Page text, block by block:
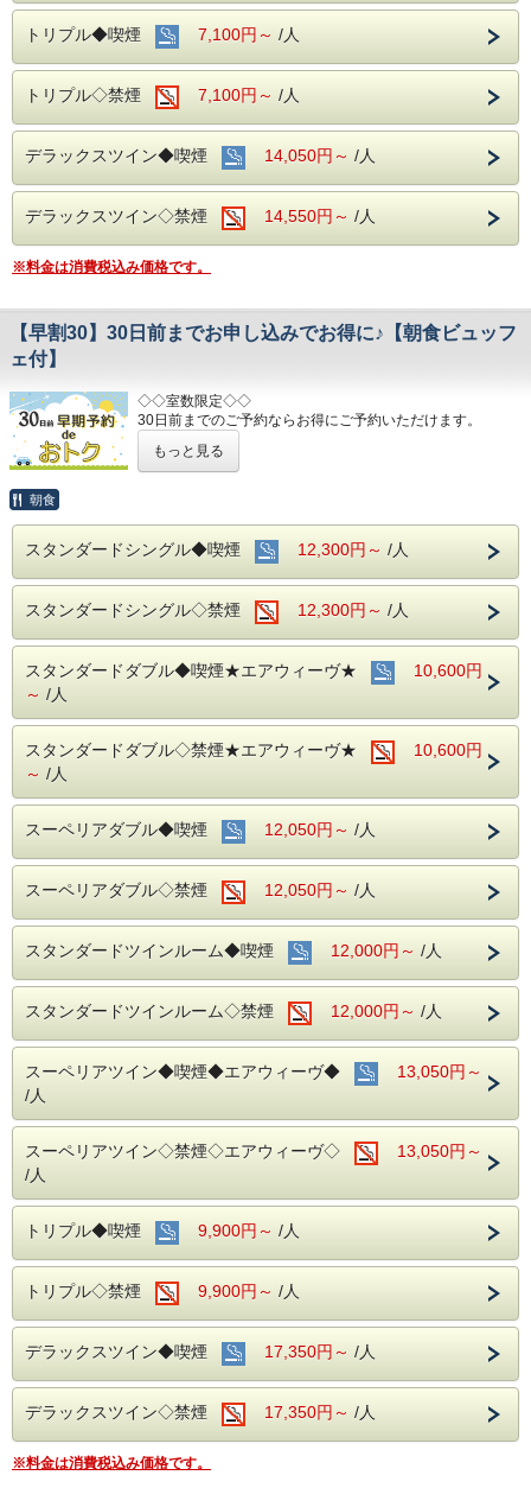
トリプル◆喫煙 7,100円～ /人
トリプル◇禁煙 7,100円～ /人
デラックスツイン◆喫煙 14,050円～ /人
デラックスツイン◇禁煙 14,550円～ /人
※料金は消費税込み価格です。
【早割30】30日前までお申し込みでお得に♪【朝食ビュッフ
ェ付】
◇◇室数限定◇◇
30日前までのご予約ならお得にご予約いただけます。
☆先のご予定がお決まりのお客様には断然オトク☆
会が多い場所を
当ホテルの客室は窓が開放出来る為、簡単に空気を入れ替
える事が可能です。
清掃時は常に換気をして新鮮な空気に入れ替えておりま
す。
～ ビジネス・旅行に最高のロケーション ～
名鉄名古屋駅のすぐ上！！
中部国際空港まで最速２８分（名鉄名古屋駅から乗車可能）
～ ご朝食 ～
１８階レストラン アイリス
名古屋めしも楽しめる和洋折衷のバイキングをご用意してお
ります。
お財布にも優しい ＋ お客様にも優しいホテルです♪♪
ご予約お待ちしてます(*^o^)ノ
もっと見る
朝食
スタンダードシングル◆喫煙 12,300円～ /人
スタンダードシングル◇禁煙 12,300円～ /人
スタンダードダブル◆喫煙★エアウィーヴ★
10,600円
～ /人
スタンダードダブル◇禁煙★エアウィーヴ★
10,600円
～ /人
スーペリアダブル◆喫煙 12,050円～ /人
スーペリアダブル◇禁煙 12,050円～ /人
スタンダードツインルーム◆喫煙 12,000円～ /人
スタンダードツインルーム◇禁煙 12,000円～ /人
スーペリアツイン◆喫煙◆エアウィーヴ◆
13,050円～
/人
スーペリアツイン◇禁煙◇エアウィーヴ◇
13,050円～
/人
トリプル◆喫煙 9,900円～ /人
トリプル◇禁煙 9,900円～ /人
デラックスツイン◆喫煙 17,350円～ /人
デラックスツイン◇禁煙 17,350円～ /人
※料金は消費税込み価格です。